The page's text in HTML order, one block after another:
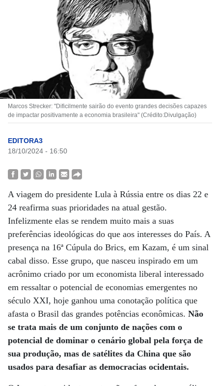
Marcos Strecker: "Dificilmente sairão do evento grandes decisões capazes
de impactar positivamente a economia brasileira" (Crédito:Divulgação)
EDITORA3
18/10/2024 - 16:50
A viagem do presidente Lula à Rússia entre os dias 22 e
24 reafirma suas prioridades na atual gestão.
Infelizmente elas se rendem muito mais a suas
preferências ideológicas do que aos interesses do País. A
presença na 16ª Cúpula do Brics, em Kazam, é um sinal
cabal disso. Esse grupo, que nasceu inspirado em um
acrônimo criado por um economista liberal interessado
em ressaltar o potencial de economias emergentes no
século XXI, hoje ganhou uma conotação política que
afasta o Brasil das grandes potências econômicas. Não
se trata mais de um conjunto de nações com o
potencial de dominar o cenário global pela força de
sua produção, mas de satélites da China que são
usados para desafiar as democracias ocidentais.